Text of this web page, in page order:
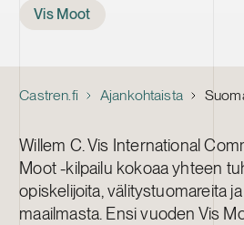
Vis Moot
Castren.fi Ajankohtaista
Willem C. Vis International
Moot -kilpailu kokoaa yhteen
opiskelijoita, välitystuomareita
maailmasta. Ensi vuoden Vis